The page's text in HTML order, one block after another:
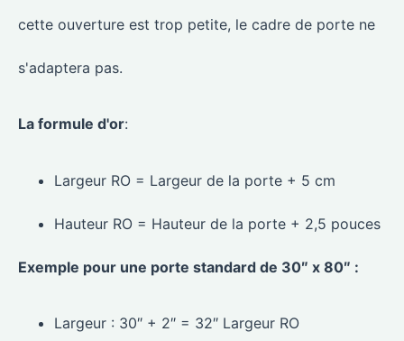
cette ouverture est trop petite, le cadre de porte ne
s'adaptera pas.
La formule d'or:
Largeur RO = Largeur de la porte + 5 cm
Hauteur RO = Hauteur de la porte + 2,5 pouces
Exemple pour une porte standard de 30″ x 80″ :
Largeur : 30″ + 2″ = 32″ Largeur RO